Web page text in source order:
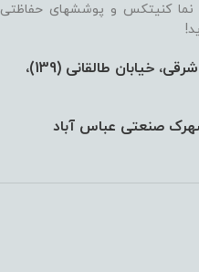
نما کنیتکس و پوششهای حفاظتی
فروشگاه مرکزی: تهرانپارس، وفادار شرقی، خیابان طالقانی (139)،‌
شهرک صنعتی عباس آباد